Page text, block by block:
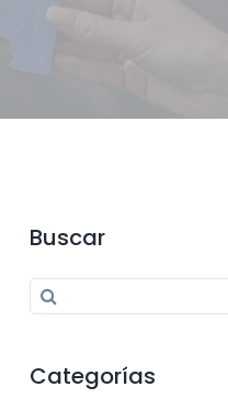
Buscar
Search for:
Categorías